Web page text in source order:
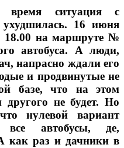
время ситуация с
16 июня
18.00 на маршруте №
автобуса. А люди,
напрасно ждали его
и продвинутые не
базе, что на этом
не будет. Но
нулевой вариант
автобусы, де,
как раз и дачники в